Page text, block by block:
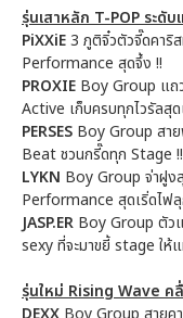
รุ่นเสาหลัก T-POP ระดับ
PiXXiE3 ภูติจิ๋วตัวจี๊ดคาริ
Performance สุดจึ้ง !!
PROXIE Boy Group แถ
Active เก็บครบทุกไวรัลสุ
PERSES Boy Group สา
Beat ชวนกรี๊ดทุก Stage
LYKN Boy Group จ่าฝู
Performance สุดเริ่ดไฟ
JASP.ER Boy Group ตัว
sexy ที่จะมาขยี้ stage ให้
รุ่นใหม่ Rising Wave ค